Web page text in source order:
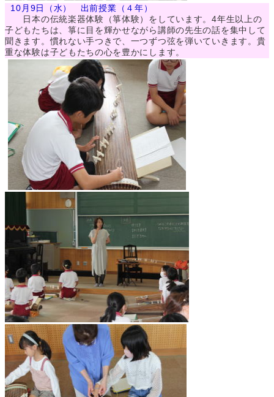
10月9日（水） 出前授業（４年）
日本の伝統楽器体験（箏体験）をしています。4年生以上の
子どもたちは、箏に目を輝かせながら講師の先生の話を集中して
聞きます。慣れない手つきで、一つずつ弦を弾いていきます。貴
重な体験は子どもたちの心を豊かにします。